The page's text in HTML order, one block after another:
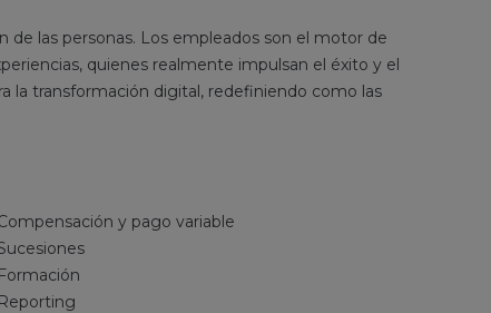
de las personas. Los empleados son el motor de
quienes realmente impulsan el éxito y el
la transformación digital, redefiniendo como las
y pago variable
Formación
Reporting